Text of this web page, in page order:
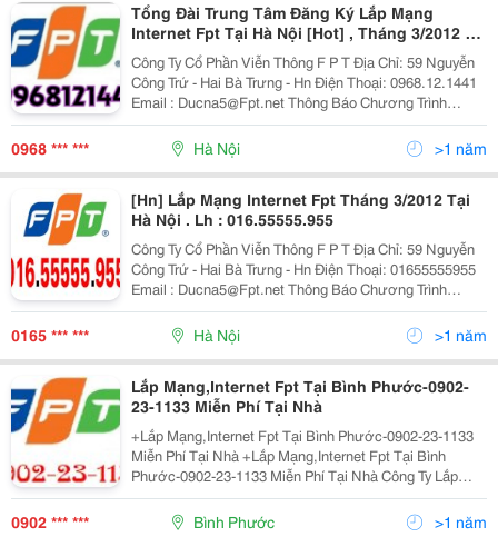
Tổng Đài Trung Tâm Đăng Ký Lắp Mạng
Internet Fpt Tại Hà Nội [Hot] , Tháng 3/2012 Có
Khuyến Mãi Mới. Lh : 0968.12.1441
Công Ty Cổ Phần Viễn Thông F P T Địa Chỉ: 59 Nguyễn
Công Trứ - Hai Bà Trưng - Hn Điện Thoại: 0968.12.1441
Email : Ducna5@Fpt.net Thông Báo Chương Trình
Khuyến Mại Tháng 3 (Áp Dụng Từ Ngày 1/3 - 31/3/2012)
(Ký Hợp Đồng T
0968 *** *** Hà Nội >1 năm
[Hn] Lắp Mạng Internet Fpt Tháng 3/2012 Tại
Hà Nội . Lh : 016.55555.955
Công Ty Cổ Phần Viễn Thông F P T Địa Chỉ: 59 Nguyễn
Công Trứ - Hai Bà Trưng - Hn Điện Thoại: 01655555955
Email : Ducna5@Fpt.net Thông Báo Chương Trình
Khuyến Mại Tháng 3 (Áp Dụng Từ Ngày 1/3 - 31/3/2012)
(Ký Hợp Đồng Tạ
0165 *** *** Hà Nội >1 năm
Lắp Mạng,Internet Fpt Tại Bình Phước-0902-
23-1133 Miễn Phí Tại Nhà
+Lắp Mạng,Internet Fpt Tại Bình Phước-0902-23-1133
Miễn Phí Tại Nhà +Lắp Mạng,Internet Fpt Tại Bình
Phước-0902-23-1133 Miễn Phí Tại Nhà Công Ty Lắp
Mạng Internet Fpt Gửi Khách Hàng Bảng Báo Giá Rẻ
0902 *** *** Bình Phước >1 năm